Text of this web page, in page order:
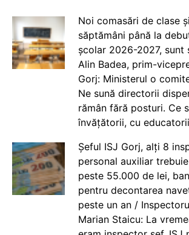
Noi comasări de clase
săptămâni până la
școlar 2026-2027, sunt
Alin Badea, prim-
Gorj: Ministerul o
Ne sună directorii
rămân fără posturi. Ce
învățătorii, cu
Șeful ISJ Gorj, alți 8
personal auxiliar
peste 55.000 de lei,
pentru decontarea
peste un an /
Marian Staicu: La